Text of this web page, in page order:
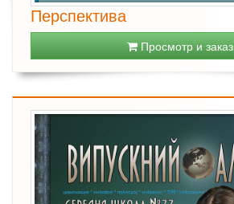
Перспектива
Просмотр и заказ